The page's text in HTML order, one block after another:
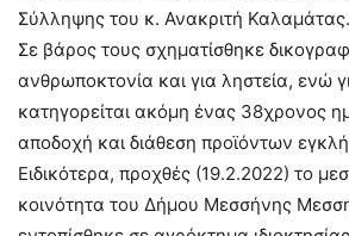
Σύλληψης του κ. Ανακριτή Καλαμάτας.
Σε βάρος τους σχηματίσθηκε
ανθρωποκτονία και για ληστεία, ενώ
κατηγορείται ακόμη ένας 38χρονος
αποδοχή και διάθεση προϊόντων
Ειδικότερα, προχθές (19.2.2022) το
κοινότητα του Δήμου Μεσσήνης